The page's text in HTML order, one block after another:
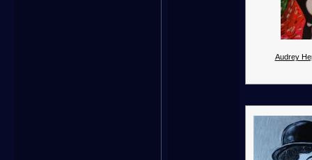
Audrey